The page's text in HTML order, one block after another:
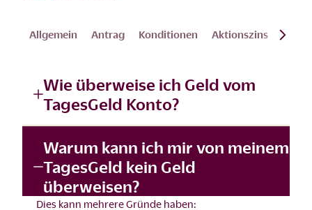
Allgemein Antrag Konditionen Aktionszins
Wie überweise ich Geld vom
TagesGeld Konto?
Warum kann ich mir von meinem
TagesGeld kein Geld
überweisen?
Dies kann mehrere Gründe haben: